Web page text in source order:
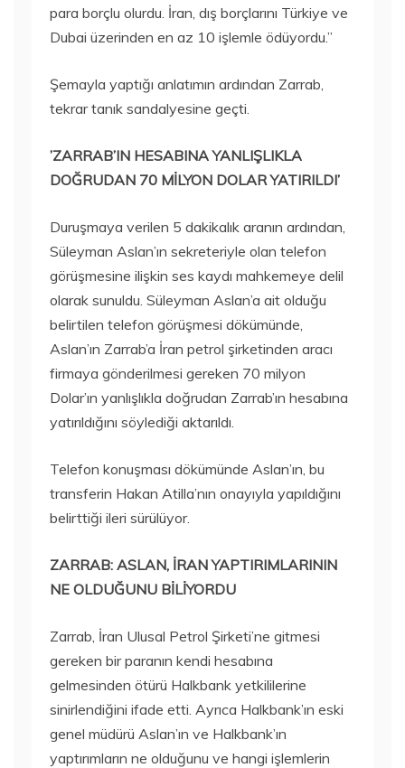
para borçlu olurdu. İran, dış borçlarını Türkiye ve
Dubai üzerinden en az 10 işlemle ödüyordu.”
Şemayla yaptığı anlatımın ardından Zarrab,
tekrar tanık sandalyesine geçti.
​’ZARRAB’IN HESABINA YANLIŞLIKLA
DOĞRUDAN 70 MİLYON DOLAR YATIRILDI’
Duruşmaya verilen 5 dakikalık aranın ardından,
Süleyman Aslan’ın sekreteriyle olan telefon
görüşmesine ilişkin ses kaydı mahkemeye delil
olarak sunuldu. Süleyman Aslan’a ait olduğu
belirtilen telefon görüşmesi dökümünde,
Aslan’ın Zarrab’a İran petrol şirketinden aracı
firmaya gönderilmesi gereken 70 milyon
Dolar’ın yanlışlıkla doğrudan Zarrab’ın hesabına
yatırıldığını söylediği aktarıldı.
Telefon konuşması dökümünde Aslan’ın, bu
transferin Hakan Atilla’nın onayıyla yapıldığını
belirttiği ileri sürülüyor.
ZARRAB: ASLAN, İRAN YAPTIRIMLARININ
NE OLDUĞUNU BİLİYORDU
Zarrab, İran Ulusal Petrol Şirketi’ne gitmesi
gereken bir paranın kendi hesabına
gelmesinden ötürü Halkbank yetkililerine
sinirlendiğini ifade etti. Ayrıca Halkbank’ın eski
genel müdürü Aslan’ın ve Halkbank’ın
yaptırımların ne olduğunu ve hangi işlemlerin